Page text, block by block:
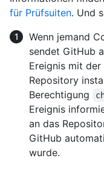
für Prüfsuiten. Und
Wenn jemand
sendet GitHub
Ereignis mit
Repository
Berechtigung
Ereignis
an das
GitHub
wurde.